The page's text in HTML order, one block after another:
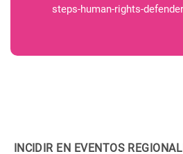
steps-human-rights-
INCIDIR EN EVENTOS